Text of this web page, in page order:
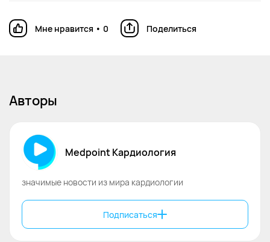
Patients with Heart Failure and Reduced
Ejection Fraction: The EMPEROR-Reduced
[2] Efficacy and Safety of Empagliflozin in
Ejection Fraction: The EMPEROR-Reduced
Trial. The New England Journal of
Medicine. Ссылка:
https://www.nejm.org/doi/full/10.1056/NEJMo
a2022190
[3] Efficacy and Safety of Empagliflozin in
Patients with Heart Failure and Reduced
Ejection Fraction: The EMPEROR-Reduced
Мне нравится • 0 Поделиться
Авторы
Medpoint Кардиология
значимые новости из мира кардиологии
Подписаться